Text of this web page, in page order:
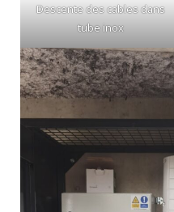
Descente des cables dans
tube inox